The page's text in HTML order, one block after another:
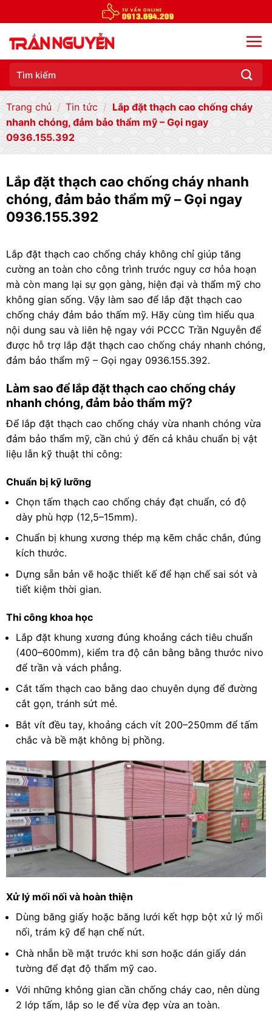
đến
nội
dung
Tìm
kiếm:
Trang chủ / Tin tức / Lắp đặt thạch cao chống cháy
nhanh chóng, đảm bảo thẩm mỹ – Gọi ngay
0936.155.392
Lắp đặt thạch cao chống cháy nhanh
chóng, đảm bảo thẩm mỹ – Gọi ngay
0936.155.392
Lắp đặt thạch cao chống cháy không chỉ giúp tăng
cường an toàn cho công trình trước nguy cơ hỏa hoạn
mà còn mang lại sự gọn gàng, hiện đại và thẩm mỹ cho
không gian sống. Vậy làm sao để lắp đặt thạch cao
chống cháy đảm bảo thấm mỹ. Hãy cùng tìm hiểu qua
nội dung sau và liên hệ ngay với PCCC Trần Nguyễn để
được hỗ trợ lắp đặt thạch cao chống cháy nhanh chóng,
đảm bảo thẩm mỹ – Gọi ngay 0936.155.392.
Làm sao để lắp đặt thạch cao chống cháy
nhanh chóng, đảm bảo thẩm mỹ?
Để lắp đặt thạch cao chống cháy vừa nhanh chóng vừa
đảm bảo thẩm mỹ, cần chú ý đến cả khâu chuẩn bị vật
liệu lẫn kỹ thuật thi công:
Chuẩn bị kỹ lưỡng
Chọn tấm thạch cao chống cháy đạt chuẩn, có độ
dày phù hợp (12,5–15mm).
Chuẩn bị khung xương thép mạ kẽm chắc chắn, đúng
kích thước.
Dựng sẵn bản vẽ hoặc thiết kế để hạn chế sai sót và
tiết kiệm thời gian.
Thi công khoa học
Lắp đặt khung xương đúng khoảng cách tiêu chuẩn
(400–600mm), kiểm tra độ cân bằng bằng thước nivo
để trần và vách phẳng.
Cắt tấm thạch cao bằng dao chuyên dụng để đường
cắt gọn, tránh sứt mẻ.
Bắt vít đều tay, khoảng cách vít 200–250mm để tấm
chắc và bề mặt không bị phồng.
Xử lý mối nối và hoàn thiện
Dùng băng giấy hoặc băng lưới kết hợp bột xử lý mối
nối, trám kỹ để hạn chế nứt.
Chà nhẵn bề mặt trước khi sơn hoặc dán giấy dán
tường để đạt độ thẩm mỹ cao.
Với những không gian cần chống cháy cao, nên dùng
2 lớp tấm, lắp so le để vừa đẹp vừa an toàn.